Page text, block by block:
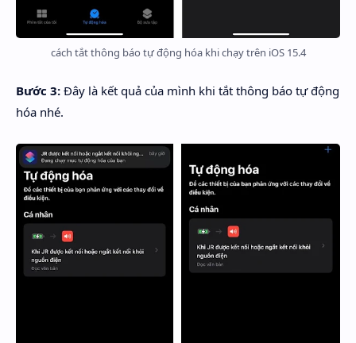
cách tắt thông báo tự động hóa khi chạy trên iOS 15.4
Bước 3: Đây là kết quả của mình khi tắt thông báo tự động
hóa nhé.